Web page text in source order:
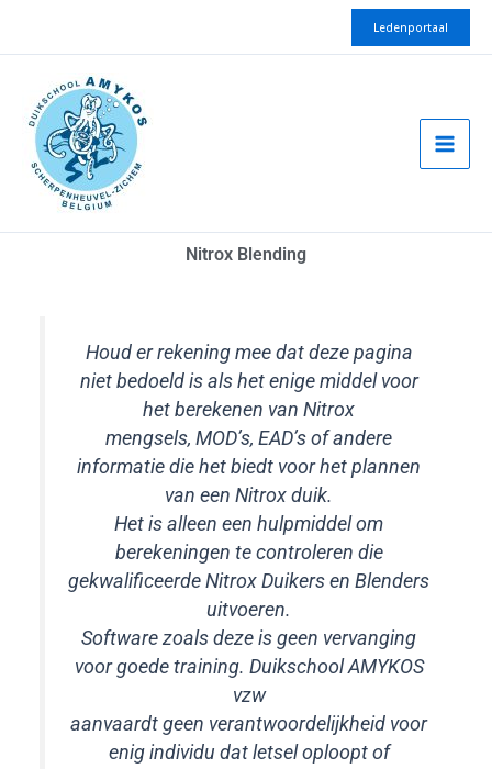
inhoud
Ledenportaal
Nitrox Blending
Houd er rekening mee dat deze pagina
niet bedoeld is als het enige middel voor
het berekenen van Nitrox
mengsels, MOD’s, EAD’s of andere
informatie die het biedt voor het plannen
van een Nitrox duik.
Het is alleen een hulpmiddel om
berekeningen te controleren die
gekwalificeerde Nitrox Duikers en Blenders
uitvoeren.
Software zoals deze is geen vervanging
voor goede training. Duikschool AMYKOS
vzw
aanvaardt geen verantwoordelijkheid voor
enig individu dat letsel oploopt of